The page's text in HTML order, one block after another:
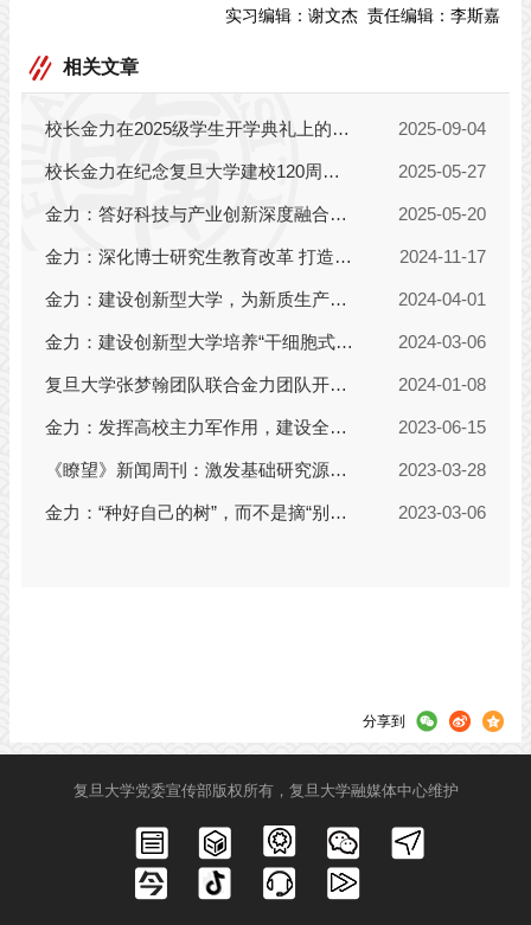
实习编辑： 谢文杰 责任编辑： 李斯嘉
相关文章
分享到
复旦大学党委宣传部版权所有，复旦大学融媒体中心维护